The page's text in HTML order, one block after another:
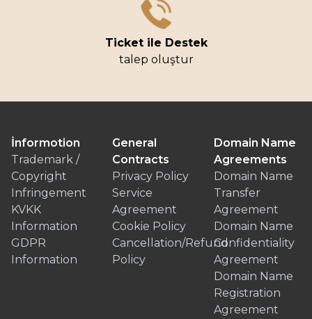
Ticket ile Destek
talep oluştur
İnformotion
Trademark /
Copyright
Infringement
KVKK
Information
GDPR
Information
General
Contracts
Privacy Policy
Service
Agreement
Cookie Policy
Cancellation/Refund
Policy
Domain Name
Agreements
Domain Name
Transfer
Agreement
Domain Name
Confidentiality
Agreement
Domain Name
Registration
Agreement